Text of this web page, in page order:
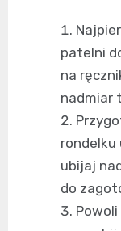
patelni
na
nadmiar
rondelku
ubijaj
do